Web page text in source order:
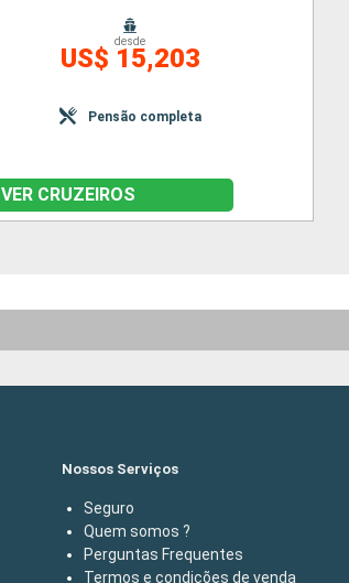
desde
US$ 15,203
Pensão completa
VER CRUZEIROS
Nossos Serviços
Seguro
Quem somos ?
Perguntas Frequentes
Termos e condições de venda